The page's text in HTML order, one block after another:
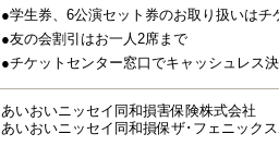
●学生券、6公演セット券のお取り扱いはチ
●友の会割引はお一人2席まで
●チケットセンター窓口でキャッシュレス
あいおいニッセイ同和損害保険株式会社
あいおいニッセイ同和損保ザ･フェニック